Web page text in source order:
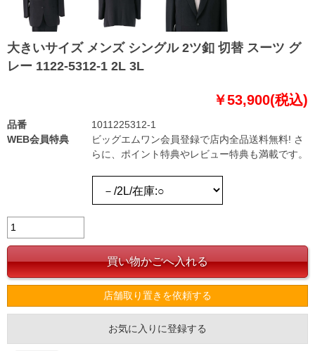
大きいサイズ メンズ シングル 2ツ釦 切替 スーツ グ
レー 1122-5312-1 2L 3L
￥53,900(税込)
品番
1011225312-1
WEB会員特典
ビッグエムワン会員登録で店内全品送料無料! さ
らに、ポイント特典やレビュー特典も満載です。
店舗取り置きを依頼する
お気に入りに登録する